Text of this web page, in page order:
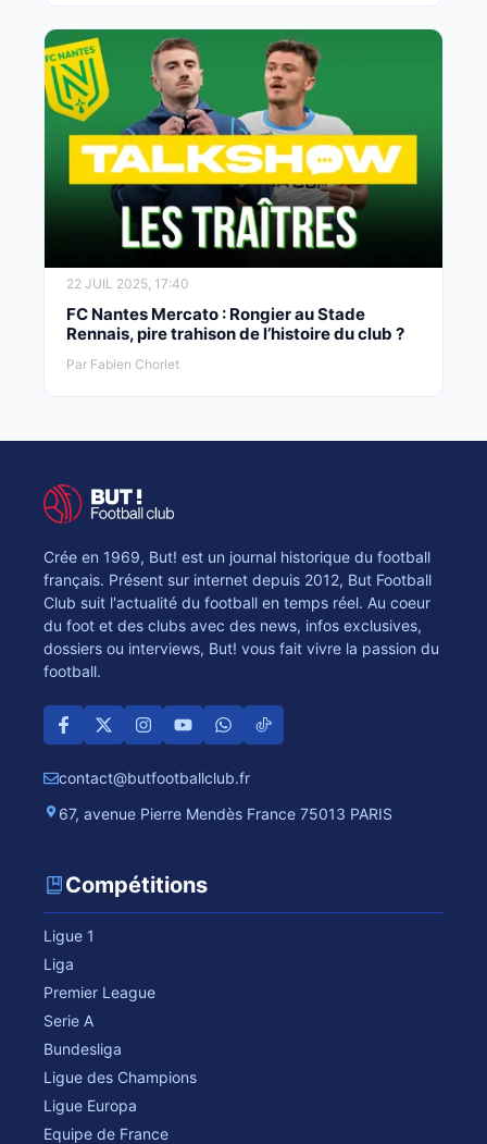
22 JUIL 2025, 17:40
FC Nantes Mercato : Rongier au Stade
Rennais, pire trahison de l’histoire du club ?
Par Fabien Chorlet
Crée en 1969, But! est un journal historique du football
français. Présent sur internet depuis 2012, But Football
Club suit l'actualité du football en temps réel. Au coeur
du foot et des clubs avec des news, infos exclusives,
dossiers ou interviews, But! vous fait vivre la passion du
football.
contact@butfootballclub.fr
67, avenue Pierre Mendès France 75013 PARIS
Compétitions
Ligue 1
Liga
Premier League
Serie A
Bundesliga
Ligue des Champions
Ligue Europa
Equipe de France